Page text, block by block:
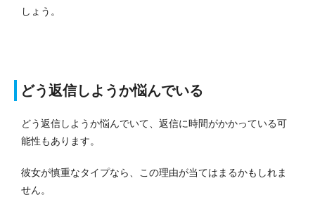
しょう。
どう返信しようか悩んでいる
どう返信しようか悩んでいて、返信に時間がかかっている可
能性もあります。
彼女が慎重なタイプなら、この理由が当てはまるかもしれま
せん。